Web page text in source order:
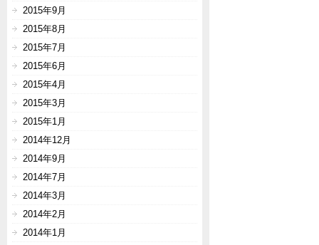
2015年9月
2015年8月
2015年7月
2015年6月
2015年4月
2015年3月
2015年1月
2014年12月
2014年9月
2014年7月
2014年3月
2014年2月
2014年1月